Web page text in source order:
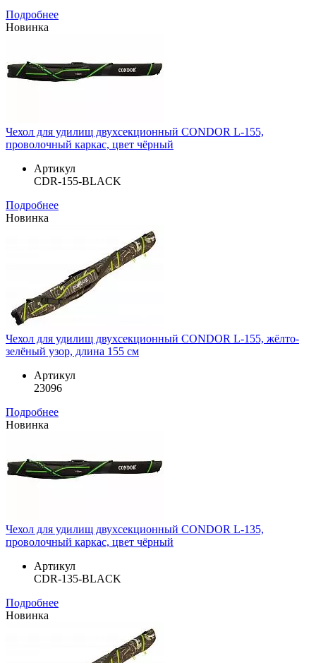
Подробнее
Новинка
Чехол для удилищ двухсекционный CONDOR L-155,
проволочный каркас, цвет чёрный
Артикул
CDR-155-BLACK
Подробнее
Новинка
Чехол для удилищ двухсекционный CONDOR L-155, жёлто-
зелёный узор, длина 155 см
Артикул
23096
Подробнее
Новинка
Чехол для удилищ двухсекционный CONDOR L-135,
проволочный каркас, цвет чёрный
Артикул
CDR-135-BLACK
Подробнее
Новинка